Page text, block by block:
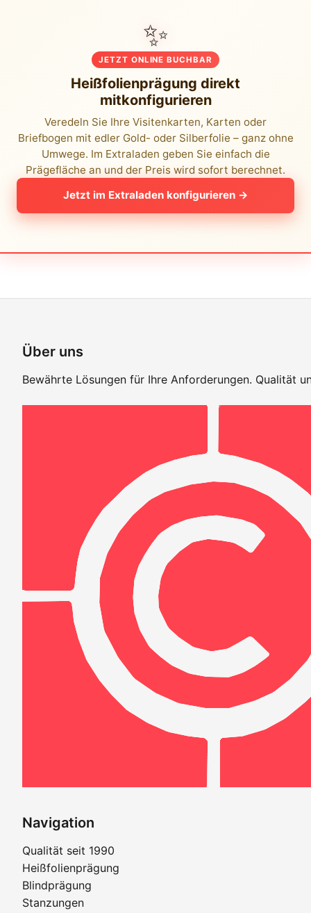
✨
JETZT ONLINE BUCHBAR
Heißfolienprägung direkt
mitkonfigurieren
Veredeln Sie Ihre Visitenkarten, Karten oder
Briefbogen mit edler Gold- oder Silberfolie – ganz ohne
Umwege. Im Extraladen geben Sie einfach die
Prägefläche an und der Preis wird sofort berechnet.
Jetzt im Extraladen konfigurieren →
Über uns
Bewährte Lösungen für Ihre Anforderungen. Qualität
Navigation
Qualität seit 1990
Heißfolienprägung
Blindprägung
Stanzungen